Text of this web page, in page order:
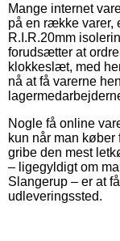
Mange internet
på en række varer,
R.I.R.20mm
forudsætter at
klokkeslæt, med
nå at få varerne
Nogle få online
kun når man
gribe den mest
– ligegyldigt om
Slangerup – er at
udleveringssted.